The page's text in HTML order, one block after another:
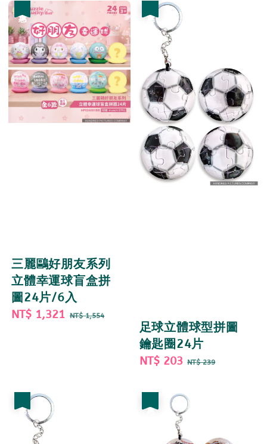
三麗鷗好朋友系列
立體幸運球盲盒拼
圖24片/6入
Sale
NT$ 1,321 Regular
NT$ 1,554
足球立體球型拼圖
鑰匙圈24片
Sale
NT$ 203 Regular
NT$ 239